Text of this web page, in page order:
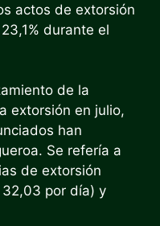
actos de extorsión
durante el
de la
extorsión en julio,
han
Se refería a
de extorsión
por día) y